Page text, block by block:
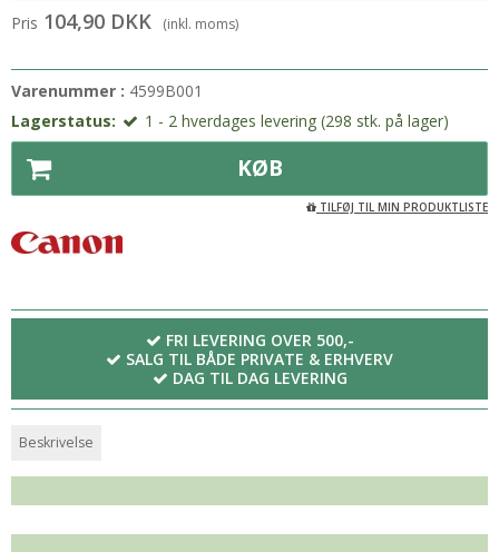
Pris 104,90 DKK (inkl. moms)
Varenummer : 4599B001
Lagerstatus:
1 - 2 hverdages levering (298 stk. på lager)
KØB
TILFØJ TIL MIN PRODUKTLISTE
FRI LEVERING OVER 500,-
SALG TIL BÅDE PRIVATE & ERHVERV
DAG TIL DAG LEVERING
Beskrivelse